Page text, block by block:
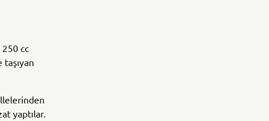
cc
yaptılar.